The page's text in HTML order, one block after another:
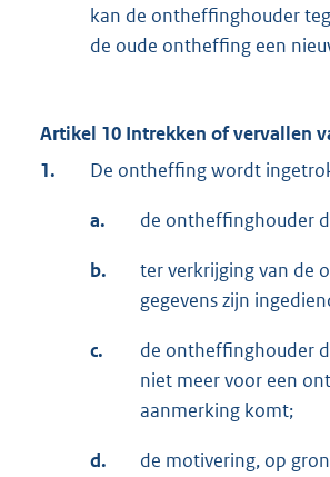
kan de ontheffinghouder
de oude ontheffing een
Artikel 10 Intrekken of vervallen
1.
De ontheffing wordt
a. de ontheffinghouder
b.
ter verkrijging van de
gegevens zijn
c.
de ontheffinghouder
niet meer voor een
aanmerking komt;
d.
de motivering, op